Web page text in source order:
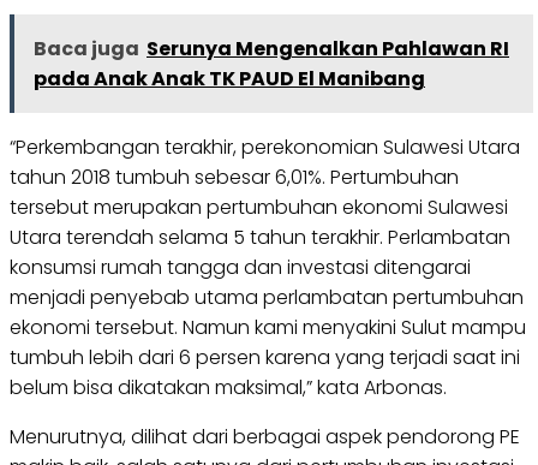
Baca juga Serunya Mengenalkan Pahlawan RI
pada Anak Anak TK PAUD El Manibang
“Perkembangan terakhir, perekonomian Sulawesi Utara
tahun 2018 tumbuh sebesar 6,01%. Pertumbuhan
tersebut merupakan pertumbuhan ekonomi Sulawesi
Utara terendah selama 5 tahun terakhir. Perlambatan
konsumsi rumah tangga dan investasi ditengarai
menjadi penyebab utama perlambatan pertumbuhan
ekonomi tersebut. Namun kami menyakini Sulut mampu
tumbuh lebih dari 6 persen karena yang terjadi saat ini
belum bisa dikatakan maksimal,” kata Arbonas.
Menurutnya, dilihat dari berbagai aspek pendorong PE